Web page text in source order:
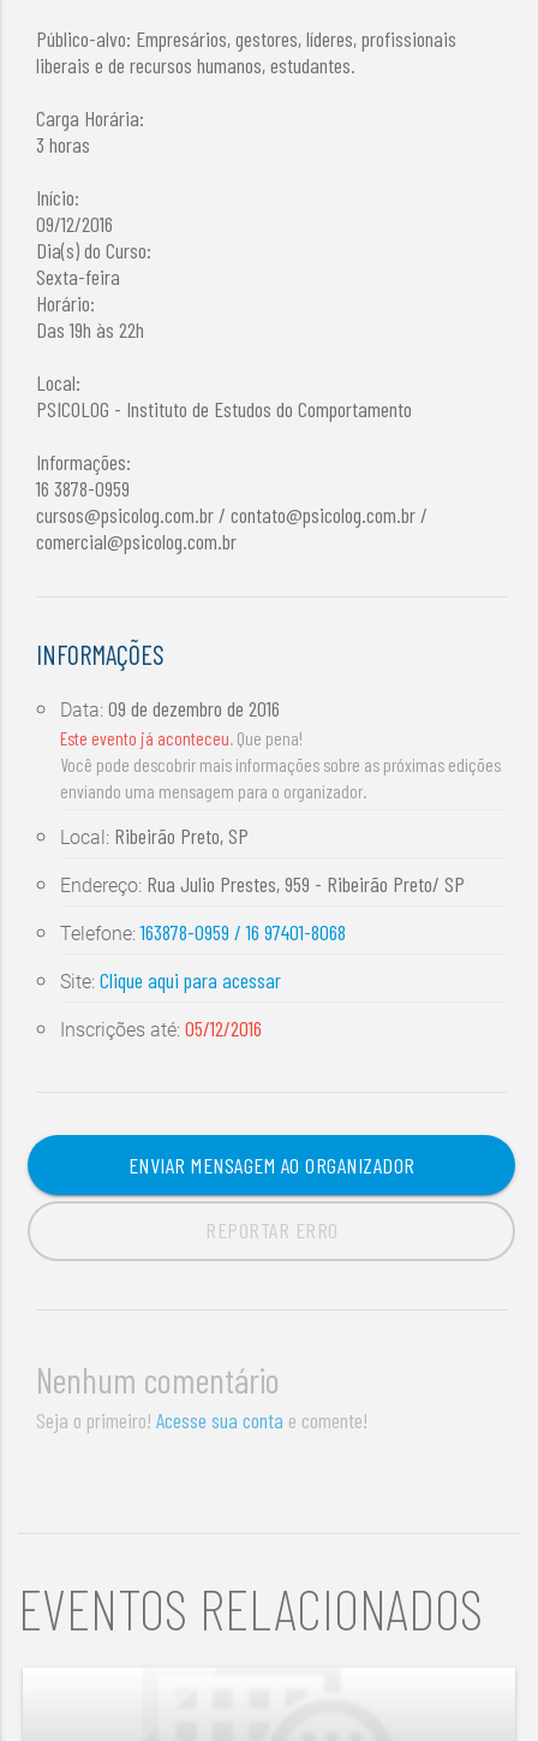
Público-alvo: Empresários, gestores, líderes, profissionais
liberais e de recursos humanos, estudantes.
Carga Horária:
3 horas
Início:
09/12/2016
Dia(s) do Curso:
Sexta-feira
Horário:
Das 19h às 22h
Local:
PSICOLOG - Instituto de Estudos do Comportamento
Informações:
16 3878-0959
cursos@psicolog.com.br/contato@psicolog.com.br/
comercial@psicolog.com.br
INFORMAÇÕES
Data:09 de dezembro de 2016
Este evento já aconteceu. Que pena!
Você pode descobrir mais informações sobre as próximas edições
enviando uma mensagem para o organizador.
Local: Ribeirão Preto, SP
Endereço: Rua Julio Prestes, 959 - Ribeirão Preto/ SP
Telefone:163878-0959 / 16 97401-8068
Site:Clique aqui para acessar
Inscrições até:05/12/2016
ENVIAR MENSAGEM AO ORGANIZADOR
REPORTAR ERRO
Nenhum comentário
Seja o primeiro!Acesse sua conta e comente!
EVENTOS RELACIONADOS